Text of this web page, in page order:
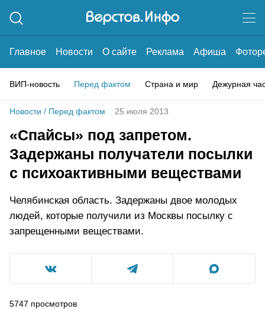
Главное Новости О сайте Реклама Афиша
ВИП-новость Перед фактом Страна и мир Дежурная
Новости / Перед фактом 25 июля 2013
«Спайсы» под запретом.
Задержаны получатели посылки
с психоактивными веществами
Челябинская область. Задержаны двое молодых
людей, которые получили из Москвы посылку с
запрещенными веществами.
5747 просмотров